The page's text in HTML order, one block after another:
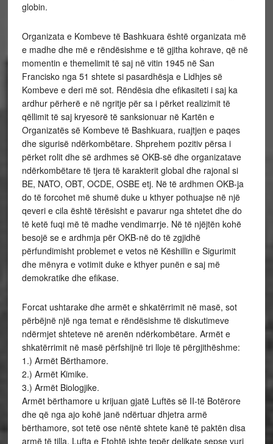
globin.
Organizata e Kombeve të Bashkuara është organizata më
e madhe dhe më e rëndësishme e të gjitha kohrave, që në
momentin e themelimit të saj në vitin 1945 në San
Francisko nga 51 shtete si pasardhësja e Lidhjes së
Kombeve e deri më sot. Rëndësia dhe efikasiteti i saj ka
ardhur përherë e në ngritje për sa i përket realizimit të
qëllimit të saj kryesorë të sanksionuar në Kartën e
Organizatës së Kombeve të Bashkuara, ruajtjen e paqes
dhe sigurisë ndërkombëtare. Shprehem pozitiv përsa i
përket rolit dhe së ardhmes së OKB-së dhe organizatave
ndërkombëtare të tjera të karakterit global dhe rajonal si
BE, NATO, OBT, OCDE, OSBE etj. Në të ardhmen OKB-ja
do të forcohet më shumë duke u kthyer pothuajse në një
qeveri e cila është tërësisht e pavarur nga shtetet dhe do
të ketë fuqi më të madhe vendimarrje. Në të njëjtën kohë
besojë se e ardhmja për OKB-në do të zgjidhë
përfundimisht problemet e vetos në Këshillin e Sigurimit
dhe mënyra e votimit duke e kthyer punën e saj më
demokratike dhe efikase.
Forcat ushtarake dhe armët e shkatërrimit në masë, sot
përbëjnë një nga temat e rëndësishme të diskutimeve
ndërmjet shteteve në arenën ndërkombëtare. Armët e
shkatërrimit në masë përfshijnë tri lloje të përgjithëshme:
1.) Armët Bërthamore.
2.) Armët Kimike.
3.) Armët Biologjike.
Armët bërthamore u krijuan gjatë Luftës së II-të Botërore
dhe që nga ajo kohë janë ndërtuar dhjetra armë
bërthamore, sot tetë ose nëntë shtete kanë të paktën disa
armë të tilla. Lufta e Ftohtë ishte tepër delikate sepse vuri